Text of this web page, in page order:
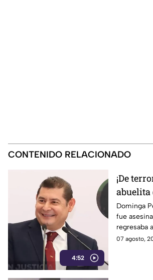
CONTENIDO RELACIONADO
4:52
¡De
abuelita
justicia y
Dominga
fue
regresaba
vender
07 agosto,